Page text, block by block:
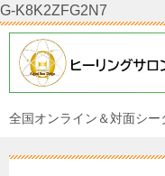
G-K8K2ZFG2N7
全国オンライン＆対面シ